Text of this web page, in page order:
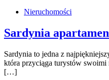
Nieruchomości
Sardynia
Sardynia to jedna z
która przyciąga turystów
[…]